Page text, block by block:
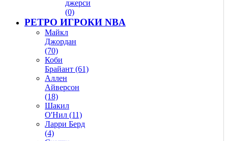
джерси
(0)
РЕТРО ИГРОКИ NBA
Майкл
Джордан
(70)
Коби
Брайант (61)
Аллен
Айверсон
(18)
Шакил
О'Нил (11)
Ларри Берд
(4)